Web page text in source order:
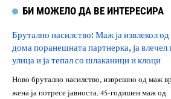
БИ МОЖЕЛО ДА ВЕ ИНТЕРЕСИРА
Брутално насилство: Маж ја извлекол од
дома поранешната партнерка, ја влечел
улица и ја тепал со шлаканици и клоци
Ново брутално насилство, изврешно од маж
жена ја потресе јавноста. 45-годишен маж од